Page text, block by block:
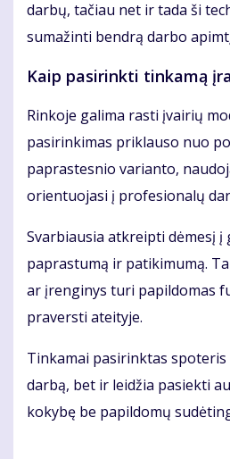
darbų, tačiau net ir tada ši
sumažinti bendrą darbo
Kaip pasirinkti tinkamą
Rinkoje galima rasti įvairių
pasirinkimas priklauso nuo
paprastesnio varianto,
orientuojasi į profesionalų
Svarbiausia atkreipti dėmesį į
paprastumą ir patikimumą.
ar įrenginys turi papildomas
praversti ateityje.
Tinkamai pasirinktas
darbą, bet ir leidžia pasiekti
kokybę be papildomų